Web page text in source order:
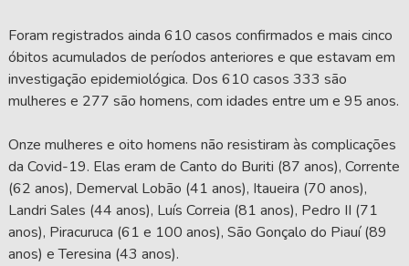
Foram registrados ainda 610 casos confirmados e mais cinco
óbitos acumulados de períodos anteriores e que estavam em
investigação epidemiológica. Dos 610 casos 333 são
mulheres e 277 são homens, com idades entre um e 95 anos.
Onze mulheres e oito homens não resistiram às complicações
da Covid-19. Elas eram de Canto do Buriti (87 anos), Corrente
(62 anos), Demerval Lobão (41 anos), Itaueira (70 anos),
Landri Sales (44 anos), Luís Correia (81 anos), Pedro II (71
anos), Piracuruca (61 e 100 anos), São Gonçalo do Piauí (89
anos) e Teresina (43 anos).